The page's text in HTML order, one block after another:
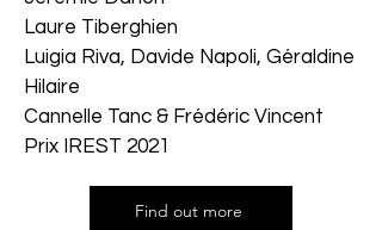
Laure Tiberghien
Luigia Riva, Davide Napoli, Géraldine
Hilaire
Cannelle Tanc & Frédéric Vincent
Prix IREST 2021
Find out more